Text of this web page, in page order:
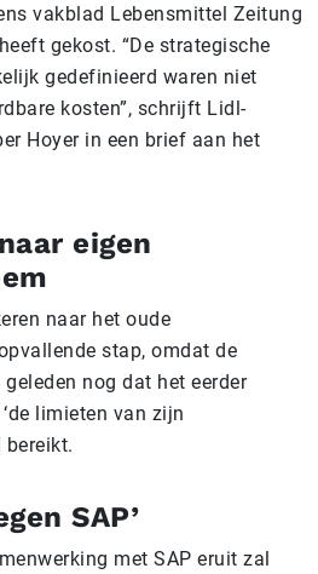
vakblad Lebensmittel Zeitung
gekost. “De strategische
gedefinieerd waren niet
kosten”, schrijft Lidl-
Hoyer in een brief aan het
eigen
naar het oude
stap, omdat de
nog dat het eerder
‘de limieten van zijn
bereikt.
SAP’
met SAP eruit zal